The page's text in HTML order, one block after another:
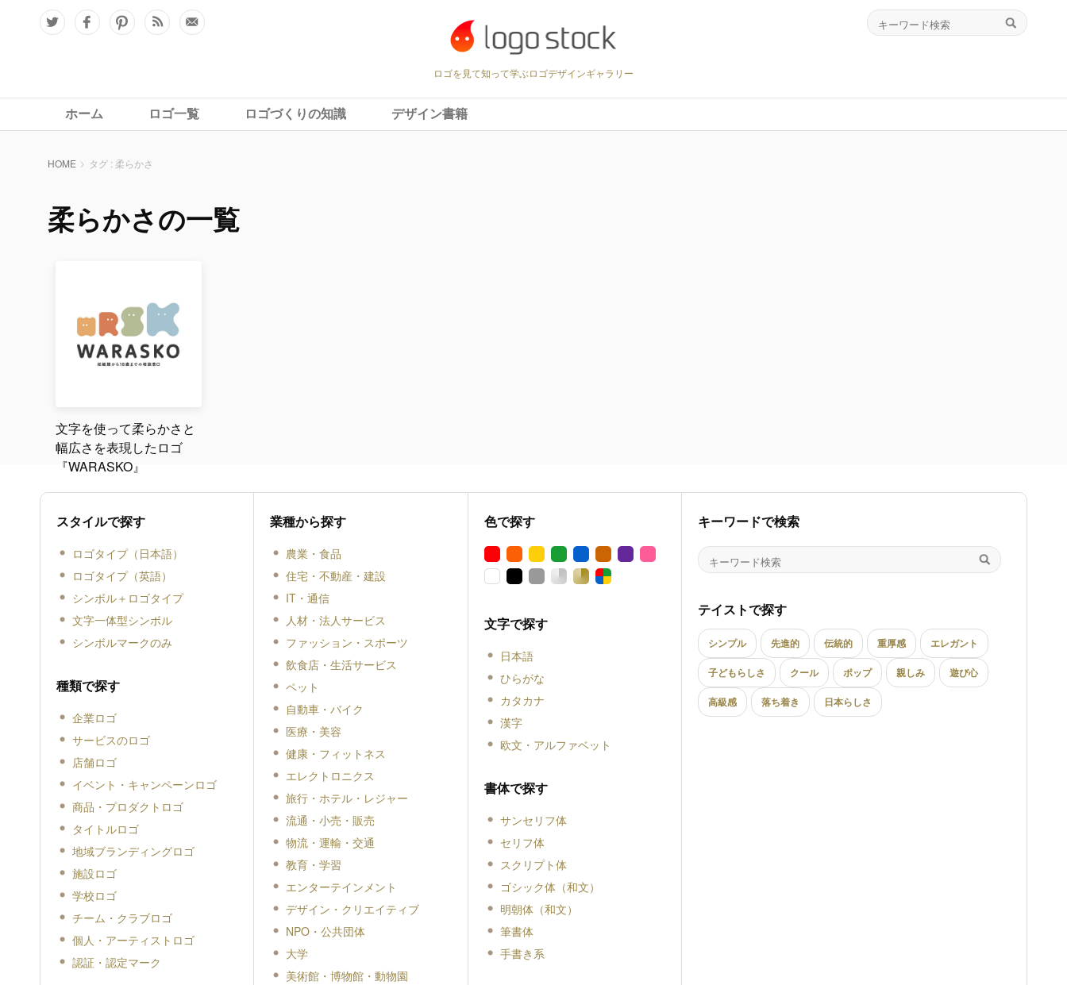
ロゴを見て知って学ぶロゴデザインギャラリー
ホーム ロゴ一覧 ロゴづくりの知識 デザイン書籍
HOME タグ : 柔らかさ
柔らかさの一覧
文字を使って柔らかさと
幅広さを表現したロゴ
『WARASKO』
スタイルで探す
ロゴタイプ（日本語）
ロゴタイプ（英語）
シンボル＋ロゴタイプ
文字一体型シンボル
シンボルマークのみ
種類で探す
企業ロゴ
サービスのロゴ
店舗ロゴ
イベント・キャンペーンロゴ
商品・プロダクトロゴ
タイトルロゴ
地域ブランディングロゴ
施設ロゴ
学校ロゴ
チーム・クラブロゴ
個人・アーティストロゴ
認証・認定マーク
業種から探す
農業・食品
住宅・不動産・建設
IT・通信
人材・法人サービス
ファッション・スポーツ
飲食店・生活サービス
ペット
自動車・バイク
医療・美容
健康・フィットネス
エレクトロニクス
旅行・ホテル・レジャー
流通・小売・販売
物流・運輸・交通
教育・学習
エンターテインメント
デザイン・クリエイティブ
NPO・公共団体
大学
美術館・博物館・動物園
色で探す
文字で探す
日本語
ひらがな
カタカナ
漢字
欧文・アルファベット
書体で探す
サンセリフ体
セリフ体
スクリプト体
ゴシック体（和文）
明朝体（和文）
筆書体
手書き系
キーワードで検索
テイストで探す
シンプル 先進的 伝統的 重厚感 エレガント
子どもらしさ クール ポップ 親しみ 遊び心
高級感 落ち着き 日本らしさ